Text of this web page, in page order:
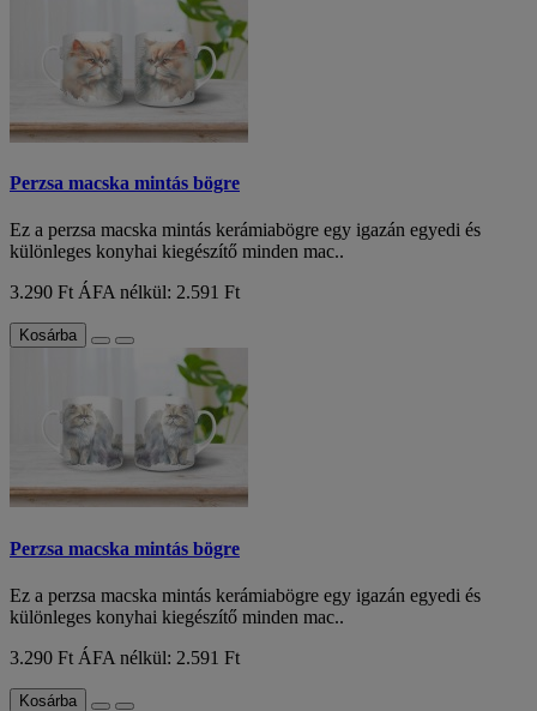
Perzsa macska mintás bögre
Ez a perzsa macska mintás kerámiabögre egy igazán egyedi és
különleges konyhai kiegészítő minden mac..
3.290 Ft ÁFA nélkül: 2.591 Ft
Kosárba
Perzsa macska mintás bögre
Ez a perzsa macska mintás kerámiabögre egy igazán egyedi és
különleges konyhai kiegészítő minden mac..
3.290 Ft ÁFA nélkül: 2.591 Ft
Kosárba